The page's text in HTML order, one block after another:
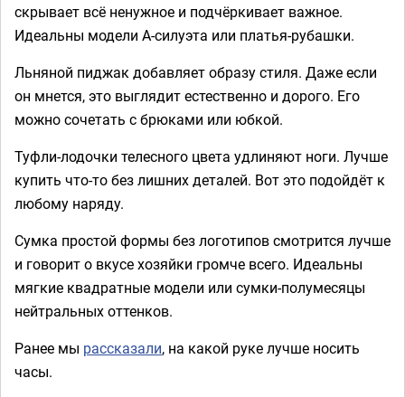
скрывает всё ненужное и подчёркивает важное.
Идеальны модели А-силуэта или платья-рубашки.
Льняной пиджак добавляет образу стиля. Даже если
он мнется, это выглядит естественно и дорого. Его
можно сочетать с брюками или юбкой.
Туфли-лодочки телесного цвета удлиняют ноги. Лучше
купить что-то без лишних деталей. Вот это подойдёт к
любому наряду.
Сумка простой формы без логотипов смотрится лучше
и говорит о вкусе хозяйки громче всего. Идеальны
мягкие квадратные модели или сумки-полумесяцы
нейтральных оттенков.
Ранее мы рассказали, на какой руке лучше носить
часы.